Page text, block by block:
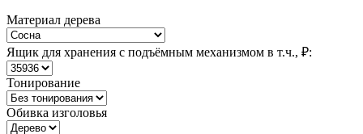
Материал дерева
Ящик для хранения с подъёмным механизмом в т.ч., ₽:
Тонирование
Обивка изголовья